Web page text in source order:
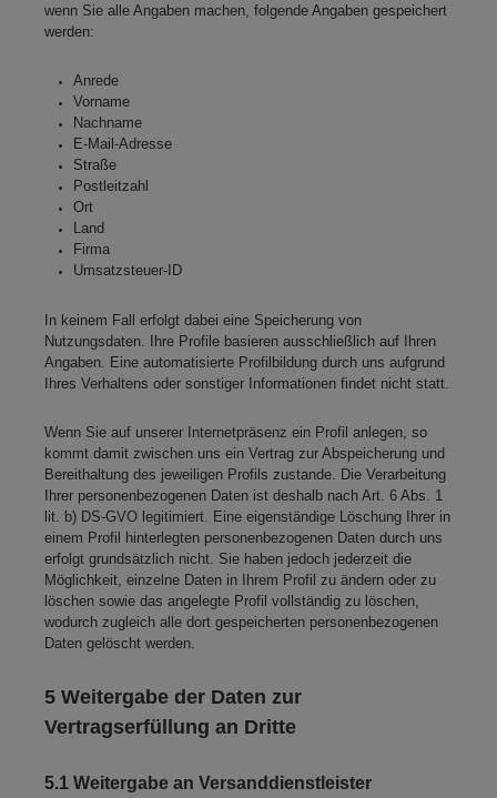
wenn Sie alle Angaben machen, folgende Angaben gespeichert
werden:
Anrede
Vorname
Nachname
E-Mail-Adresse
Straße
Postleitzahl
Ort
Land
Firma
Umsatzsteuer-ID
In keinem Fall erfolgt dabei eine Speicherung von
Nutzungsdaten. Ihre Profile basieren ausschließlich auf Ihren
Angaben. Eine automatisierte Profilbildung durch uns aufgrund
Ihres Verhaltens oder sonstiger Informationen findet nicht statt.
Wenn Sie auf unserer Internetpräsenz ein Profil anlegen, so
kommt damit zwischen uns ein Vertrag zur Abspeicherung und
Bereithaltung des jeweiligen Profils zustande. Die Verarbeitung
Ihrer personenbezogenen Daten ist deshalb nach Art. 6 Abs. 1
lit. b) DS-GVO legitimiert. Eine eigenständige Löschung Ihrer in
einem Profil hinterlegten personenbezogenen Daten durch uns
erfolgt grundsätzlich nicht. Sie haben jedoch jederzeit die
Möglichkeit, einzelne Daten in Ihrem Profil zu ändern oder zu
löschen sowie das angelegte Profil vollständig zu löschen,
wodurch zugleich alle dort gespeicherten personenbezogenen
Daten gelöscht werden.
5 Weitergabe der Daten zur
Vertragserfüllung an Dritte
5.1 Weitergabe an Versanddienstleister